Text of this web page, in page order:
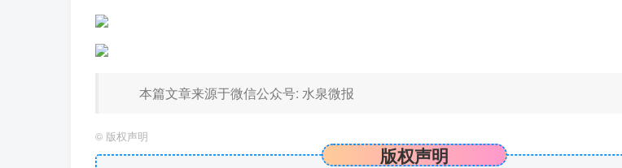
本篇文章来源于微信公众号: 水泉微报
© 版权声明
版权声明